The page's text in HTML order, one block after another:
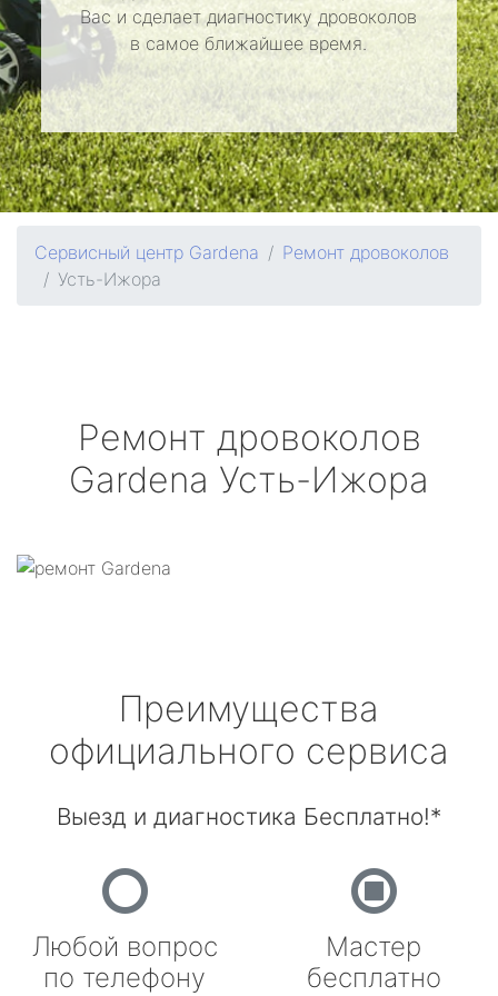
Вас и сделает диагностику дровоколов
в самое ближайшее время.
Сервисный центр Gardena
Ремонт дровоколов
Усть-Ижора
Ремонт дровоколов
Gardena Усть-Ижора
Преимущества
официального сервиса
Выезд и диагностика Бесплатно!*
Любой вопрос
по телефону
Мастер
бесплатно